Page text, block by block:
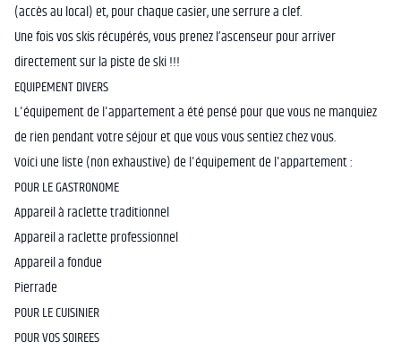
(accès au local) et, pour chaque casier, une serrure a clef.
Une fois vos skis récupérés, vous prenez l’ascenseur pour arriver
directement sur la piste de ski !!!
EQUIPEMENT DIVERS
L'équipement de l'appartement a été pensé pour que vous ne manquiez
de rien pendant votre séjour et que vous vous sentiez chez vous.
Voici une liste (non exhaustive) de l'équipement de l'appartement :
POUR LE GASTRONOME
Appareil à raclette traditionnel
Appareil a raclette professionnel
Appareil a fondue
Pierrade
POUR LE CUISINIER
POUR VOS SOIREES